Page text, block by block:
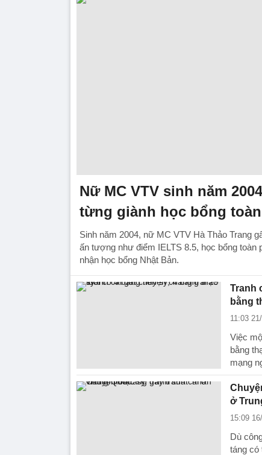
Nữ MC VTV sinh năm
từng giành học bổng
Sinh năm 2004, nữ MC VTV Hà Thảo Trang
ấn tượng như điểm IELTS 8.5, học bổng toàn
nhận học bổng Nhật Bản.
Tranh
bằng
11:03
Việc
bằng
mạng
ở
15:09
Dù
táng có